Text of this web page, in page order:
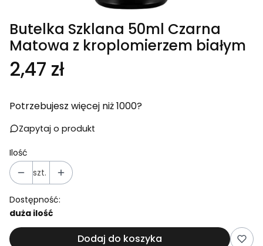
Butelka Szklana 50ml Czarna
Matowa z kroplomierzem białym
Cena
2,47 zł
Potrzebujesz więcej niż 1000?
Zapytaj o produkt
Ilość
szt.
Dostępność:
duża ilość
Dodaj do koszyka